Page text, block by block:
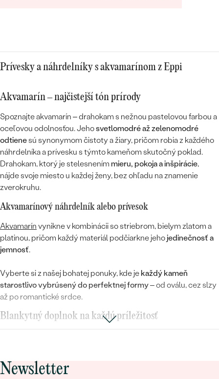
Prívesky a náhrdelníky s akvamarínom z Eppi
Akvamarín – najčistejší tón prírody
Spoznajte akvamarín – drahokam s nežnou pastelovou farbou a
oceľovou odolnosťou. Jehosvetlomodré až zelenomodré
odtienesú synonymom čistoty a žiary, pričom robia z každého
náhrdelníka a prívesku s týmto kameňom skutočný poklad.
Drahokam, ktorý je stelesnením mieru, pokoja a inšpirácie,
nájde svoje miesto u každej ženy, bez ohľadu na znamenie
zverokruhu.
Akvamarínový náhrdelník alebo prívesok
Akvamarín vynikne v kombinácii so striebrom, bielym zlatom a
platinou, pričom každý materiál podčiarkne jehojedinečnosť a
jemnosť.
Vyberte si z našej bohatej ponuky, kde je každý kameň
starostlivo vybrúsený do perfektnej formy– od oválu, cez slzy
až po romantické srdce.
Blankytný doplnok na každú príležitosť
ktorý
rozjasní váš outfit
už hľadátedokonalý darček pre milovanú osobu
Newsletter